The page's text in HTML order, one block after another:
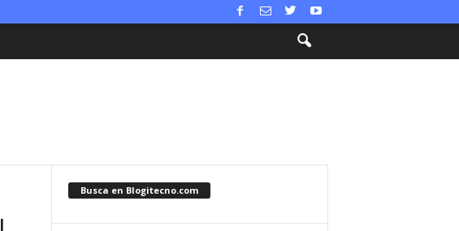
Busca en Blogitecno.com